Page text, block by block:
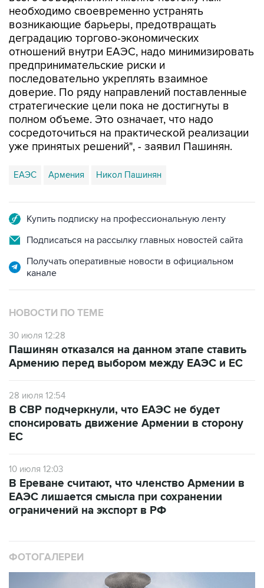
деградацию торгово-экономических
отношений внутри ЕАЭС, надо минимизировать
предпринимательские риски и
последовательно укреплять взаимное
доверие. По ряду направлений поставленные
стратегические цели пока не достигнуты в
полном объеме. Это означает, что надо
сосредоточиться на практической реализации
уже принятых решений", - заявил Пашинян.
ЕАЭС Армения Никол Пашинян
Подписаться на рассылку главных новостей сайта
Получать оперативные новости в официальном
НОВОСТИ ПО ТЕМЕ
30 июля 12:28
Армению перед выбором между ЕАЭС и ЕС
28 июля 12:54
спонсировать движение Армении в сторону
ЕС
ЕАЭС лишается смысла при сохранении
ограничений на экспорт в РФ